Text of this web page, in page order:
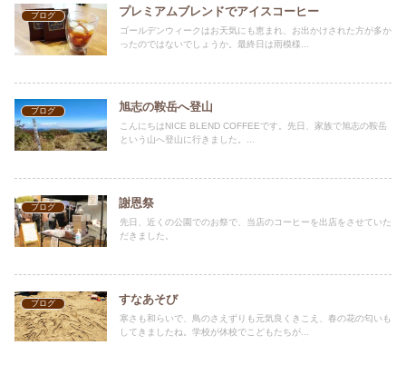
ブログ プレミアムブレンドでアイスコーヒー
ゴールデンウィークはお天気にも恵まれ、お出かけされた方が多か
ったのではないでしょうか。最終日は雨模様...
ブログ 旭志の鞍岳へ登山
こんにちはNICE BLEND COFFEEです。先日、家族で旭志の鞍岳
という山へ登山に行きました。...
ブログ 謝恩祭
先日、近くの公園でのお祭で、当店のコーヒーを出店をさせていた
だきました。
ブログ すなあそび
寒さも和らいで、鳥のさえずりも元気良くきこえ、春の花の匂いも
してきましたね。学校が休校でこどもたちが...